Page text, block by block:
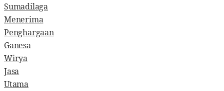
Sumadilaga
Menerima
Penghargaan
Ganesa
Wirya
Jasa
Utama